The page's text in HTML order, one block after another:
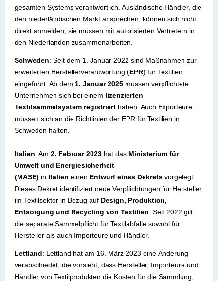
gesamten Systems verantwortlich. Ausländische Händler, die
den niederländischen Markt ansprechen, können sich nicht
direkt anmelden; sie müssen mit autorisierten Vertretern in
den Niederlanden zusammenarbeiten.
Schweden: Seit dem 1. Januar 2022 sind Maßnahmen zur
erweiterten Herstellerverantwortung (EPR) für Textilien
eingeführt. Ab dem 1. Januar 2025 müssen verpflichtete
Unternehmen sich bei einem lizenzierten
Textilsammelsystem registriert haben. Auch Exporteure
müssen sich an die Richtlinien der EPR für Textilien in
Schweden halten.
Italien: Am 2. Februar 2023 hat das Ministerium für
Umwelt und Energiesicherheit
(MASE) in Italien einen Entwurf eines Dekrets vorgelegt.
Dieses Dekret identifiziert neue Verpflichtungen für Hersteller
im Textilsektor in Bezug auf Design, Produktion,
Entsorgung und Recycling von Textilien . Seit 2022 gilt
die separate Sammelpflicht für Textilabfälle sowohl für
Hersteller als auch Importeure und Händler.
Lettland: Lettland hat am 16. März 2023 eine Änderung
verabschiedet, die vorsieht, dass Hersteller, Importeure und
Händler von Textilprodukten die Kosten für die Sammlung,